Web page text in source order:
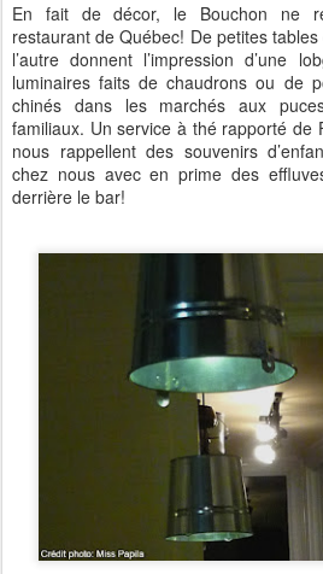
En fait de décor, le Bouchon ne
restaurant de Québec! De petites
l’autre donnent l’impression d’une
luminaires faits de chaudrons ou de
chinés dans les marchés aux
familiaux. Un service à thé rapporté
nous rappellent des souvenirs
chez nous avec en prime des
derrière le bar!